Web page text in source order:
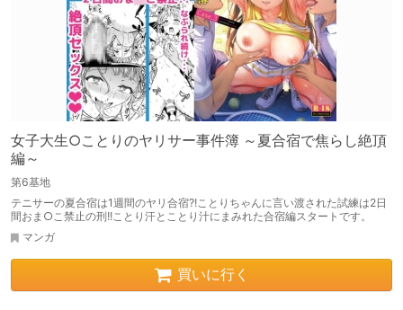
女子大生○ことりのヤリサー事件簿 ～夏合宿で焦らし絶頂
編～
第6基地
テニサーの夏合宿は1週間のヤリ合宿?!ことりちゃんに言い渡された試練は2日
間おま○こ禁止の刑!!ことり汗とことり汁にまみれた合宿編スタートです。
マンガ
買いに行く